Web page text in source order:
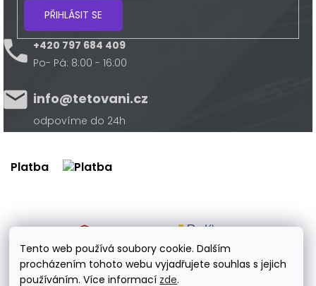
Tento web používá soubory cookie. Dalším
procházením tohoto webu vyjadřujete souhlas s jejich
používáním. Více informací zde.
PŘIHLÁSIT SE
+420 797 684 409
Po- Pá: 8:00 - 16:00
info@tetovani.cz
odpovíme do 24h
Platba
Doprava